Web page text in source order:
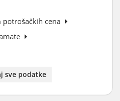
cena
sve podatke